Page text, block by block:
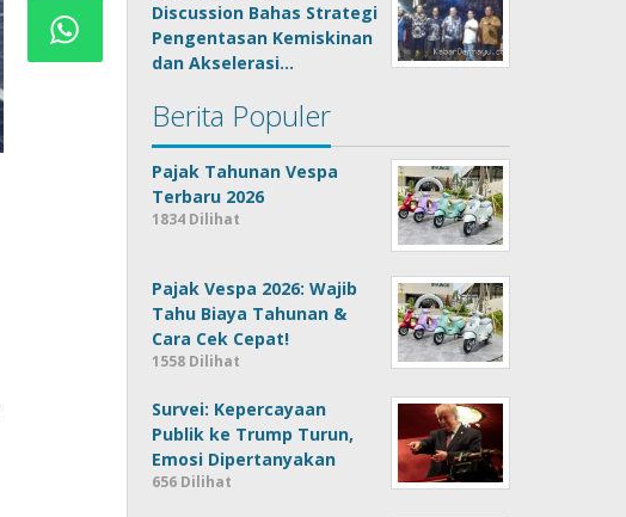
Discussion Bahas Strategi
Pengentasan Kemiskinan
dan Akselerasi…
Berita Populer
Pajak Tahunan Vespa
Terbaru 2026
1834 Dilihat
Pajak Vespa 2026: Wajib
Tahu Biaya Tahunan &
Cara Cek Cepat!
1558 Dilihat
Survei: Kepercayaan
Publik ke Trump Turun,
Emosi Dipertanyakan
656 Dilihat